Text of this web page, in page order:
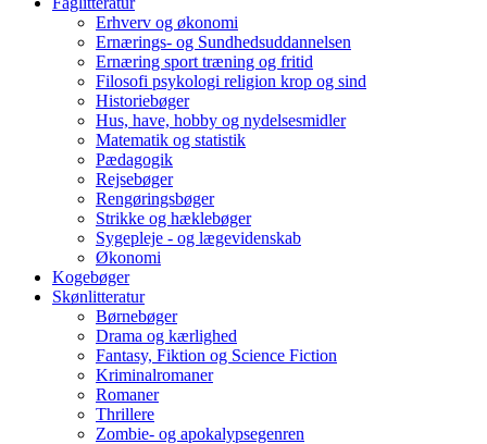
Erhverv og økonomi
Ernærings- og Sundhedsuddannelsen
Ernæring sport træning og fritid
Filosofi psykologi religion krop og sind
Historiebøger
Hus, have, hobby og nydelsesmidler
Matematik og statistik
Pædagogik
Rejsebøger
Rengøringsbøger
Strikke og hæklebøger
Sygepleje - og lægevidenskab
Økonomi
Kogebøger
Skønlitteratur
Børnebøger
Drama og kærlighed
Fantasy, Fiktion og Science Fiction
Kriminalromaner
Romaner
Thrillere
Zombie- og apokalypsegenren